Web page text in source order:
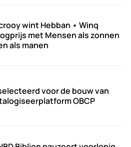
wint Hebban • Winq
met Mensen als zonnen
als manen
voor de bouw van
OBCP